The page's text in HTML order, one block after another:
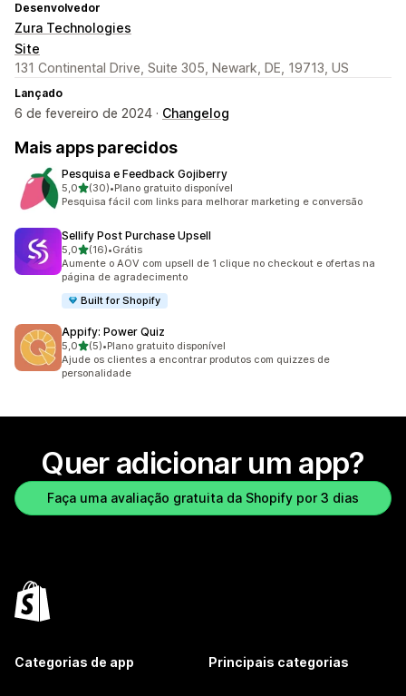
Desenvolvedor
Zura Technologies
Site
131 Continental Drive, Suite 305, Newark, DE, 19713, US
Lançado
6 de fevereiro de 2024 · Changelog
Mais apps parecidos
Pesquisa e Feedback Gojiberry
5,0de 5 estrelas
(30)
30 avaliações ao todo
•Plano gratuito disponível
Pesquisa fácil com links para melhorar marketing e conversão
Sellify Post Purchase Upsell
5,0de 5 estrelas
(16)
16 avaliações ao todo
•Grátis
Aumente o AOV com upsell de 1 clique no checkout e ofertas na
página de agradecimento
Built for Shopify
Appify: Power Quiz
5,0de 5 estrelas
(5)
5 avaliações ao todo
•Plano gratuito disponível
Ajude os clientes a encontrar produtos com quizzes de
personalidade
Quer adicionar um app?
Faça uma avaliação gratuita da Shopify por 3 dias
Categorias de app Principais categorias